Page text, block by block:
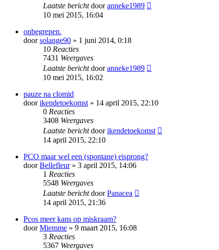
Laatste berichtdooranneke1989
10 mei 2015, 16:04
onbegrepen.
doorsolange90 » 1 juni 2014, 0:18
10 Reacties
7431 Weergaves
Laatste berichtdooranneke1989
10 mei 2015, 16:02
pauze na clomid
doorikendetoekomst » 14 april 2015, 22:10
0 Reacties
3408 Weergaves
Laatste berichtdoorikendetoekomst
14 april 2015, 22:10
PCO maar wel een (spontane) eisprong?
doorBellefleur» 3 april 2015, 14:06
1 Reacties
5548 Weergaves
Laatste berichtdoorPanacea
14 april 2015, 21:36
Pcos meer kans op miskraam?
doorMiemme » 9 maart 2015, 16:08
3 Reacties
5367 Weergaves